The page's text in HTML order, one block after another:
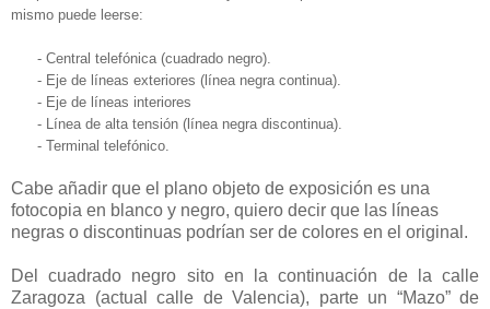
mismo puede leerse:
- Central telefónica (cuadrado negro).
- Eje de líneas exteriores (línea negra continua).
- Eje de líneas interiores
- Línea de alta tensión (línea negra discontinua).
- Terminal telefónico.
Cabe añadir que el plano objeto de exposición es una
fotocopia en blanco y negro, quiero decir que las líneas
negras o discontinuas podrían ser de colores en el original.
Del cuadrado negro sito en la continuación de la calle
Zaragoza (actual calle de Valencia), parte un “Mazo” de